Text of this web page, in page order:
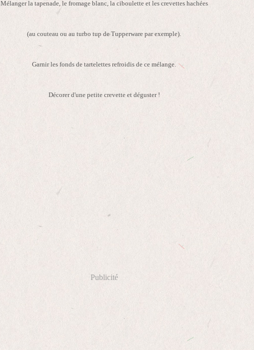
Mélanger la tapenade, le fromage blanc, la ciboulette et les crevettes hachées
(au couteau ou au turbo tup de Tupperware par exemple).
Garnir les fonds de tartelettes refroidis de ce mélange.
Décorer d'une petite crevette et déguster !
Publicité